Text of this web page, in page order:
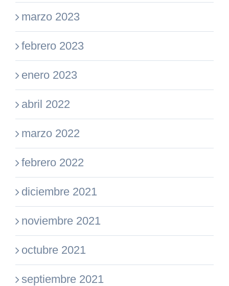
marzo 2023
febrero 2023
enero 2023
abril 2022
marzo 2022
febrero 2022
diciembre 2021
noviembre 2021
octubre 2021
septiembre 2021